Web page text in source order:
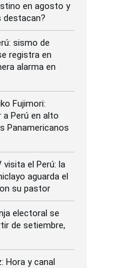
en agosto y
destacan?
sismo de
registra en
alarma en
Fujimori:
a Perú en alto
Panamericanos
visita el Perú: la
aguarda el
su pastor
electoral se
de setiembre,
Hora y canal